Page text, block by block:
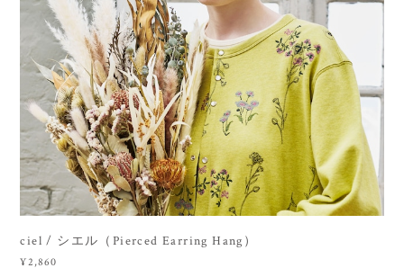
ciel / シエル（Pierced Earring Hang）
¥2,860